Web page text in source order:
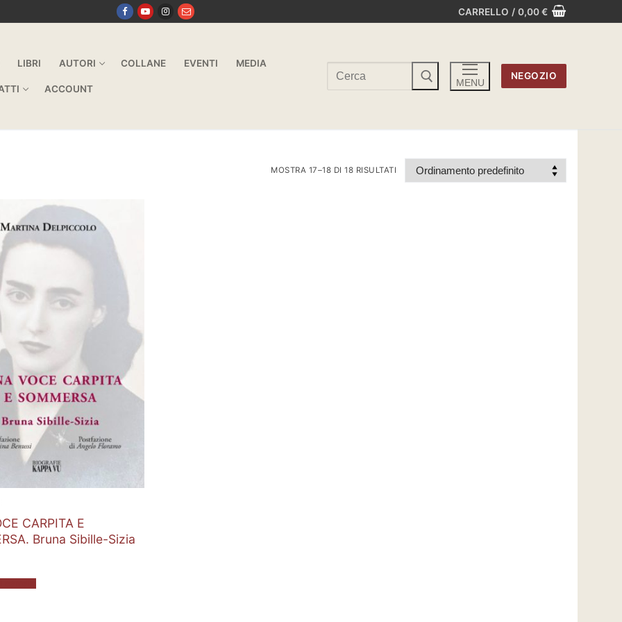
CARRELLO / 0,00€
LIBRI AUTORI COLLANE EVENTI MEDIA
ACCOUNT
Cerca:
MENU
NEGOZIO
MOSTRA 17–18 DI 18 RISULTATI
CARPITA E
Bruna Sibille-Sizia